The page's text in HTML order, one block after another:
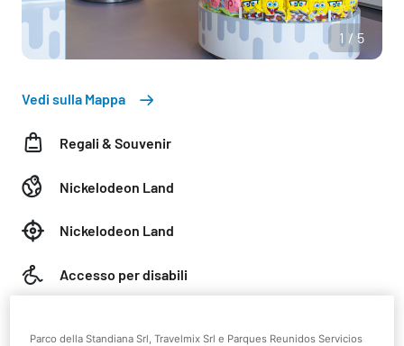
1/5
Vedi sulla Mappa
Regali & Souvenir
Nickelodeon Land
Nickelodeon Land
Accesso per disabili
Mostra più dettagli
Parco della Standiana Srl, Travelmix Srl e Parques Reunidos Servicios